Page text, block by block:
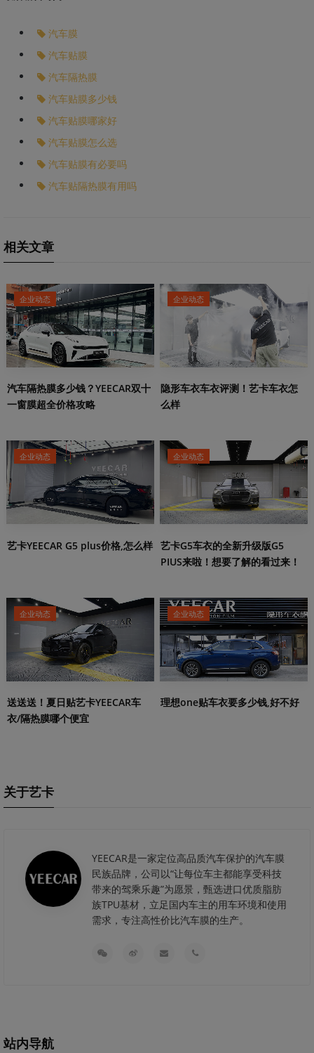
汽车膜
汽车贴膜
汽车隔热膜
汽车贴膜多少钱
汽车贴膜哪家好
汽车贴膜怎么选
汽车贴膜有必要吗
汽车贴隔热膜有用吗
相关文章
企业动态
汽车隔热膜多少钱？YEECAR双十
一窗膜超全价格攻略
企业动态
隐形车衣车衣评测！艺卡车衣怎
么样
企业动态
艺卡YEECAR G5 plus价格,怎么样
企业动态
艺卡G5车衣的全新升级版G5
PIUS来啦！想要了解的看过来！
企业动态
送送送！夏日贴艺卡YEECAR车
衣/隔热膜哪个便宜
企业动态
理想one贴车衣要多少钱,好不好
关于艺卡
YEECAR是一家定位高品质汽车保护的汽车膜
民族品牌，公司以“让每位车主都能享受科技
带来的驾乘乐趣”为愿景，甄选进口优质脂肪
族TPU基材，立足国内车主的用车环境和使用
需求，专注高性价比汽车膜的生产。
站内导航